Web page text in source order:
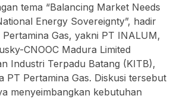
tema “Balancing Market Needs
Energy Sovereignty”, hadir
Pertamina Gas, yakni PT INALUM,
CNOOC Madura Limited
Industri Terpadu Batang (KITB),
PT Pertamina Gas. Diskusi tersebut
menyeimbangkan kebutuhan